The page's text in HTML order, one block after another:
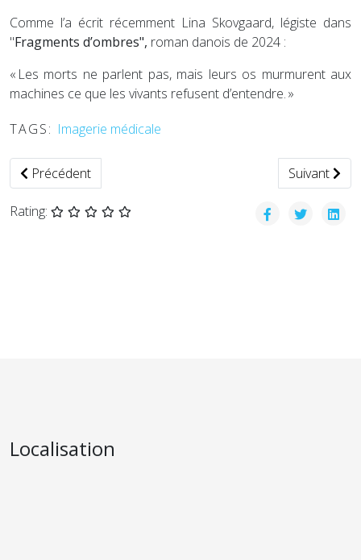
Comme l’a écrit récemment Lina Skovgaard, légiste dans
"Fragments d’ombres", roman danois de 2024 :
« Les morts ne parlent pas, mais leurs os murmurent aux
machines ce que les vivants refusent d’entendre. »
TAGS: Imagerie médicale
Article précédent : Du terrain au cliché : voyage au cœur
Précédent Article
Suivant
Rating:
Localisation